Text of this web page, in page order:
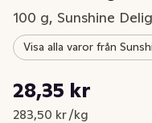
100 g, Sunshine
Visa alla varor från
Nuvarande pris är:
28,35 kr
283,50 kr /kg
Styckpris: 283,50 kr /kg